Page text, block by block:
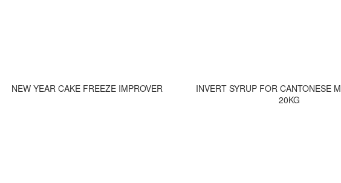
NEW YEAR CAKE FREEZE IMPROVER
INVERT SYRUP FOR CANTONESE
20KG